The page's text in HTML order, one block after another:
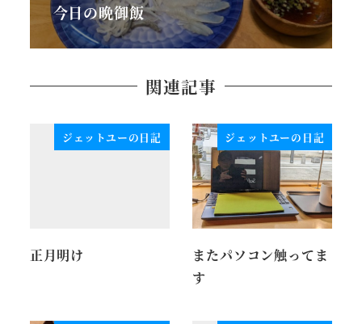
今日の晩御飯
関連記事
ジェットユーの日記
正月明け
ジェットユーの日記
またパソコン触ってま
す